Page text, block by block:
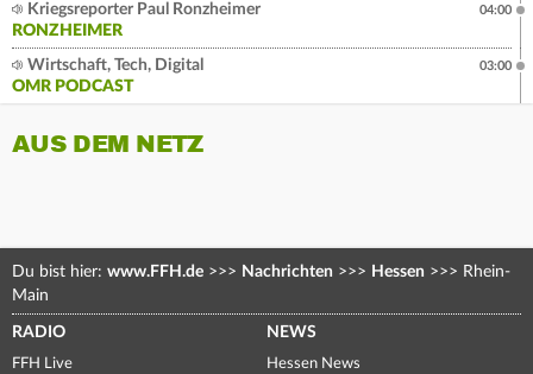
Kriegsreporter Paul Ronzheimer
RONZHEIMER
04:00
Wirtschaft, Tech, Digital
OMR PODCAST
03:00
AUS DEM NETZ
Du bist hier: www.FFH.de >>> Nachrichten >>> Hessen >>> Rhein-
Main
RADIO
FFH Live
NEWS
Hessen News